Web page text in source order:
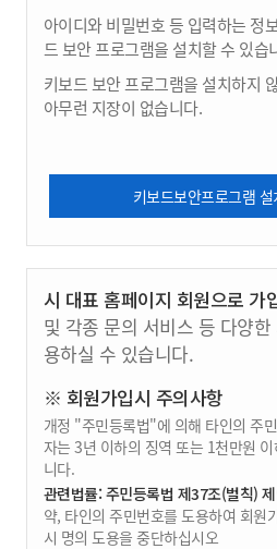
아이디와 비밀번호 등 입력하는 정
드 보안 프로그램을 설치할 수 있습
키보드 보안 프로그램을 설치하지
아무런 지장이 없습니다.
키보드보안프로그램
시 대표 홈페이지 회원으로 가
및 각종 문의 서비스 등 다양
용하실 수 있습니다.
※ 회원가입시 주의사항
개정 "주민등록법"에 의해 타인의 주
자는 3년 이하의 징역 또는 1천만원
니다.
관련법률: 주민등록법 제37조(벌칙)
약, 타인의 주민번호를 도용하여 회원
시 명의 도용을 중단하십시오